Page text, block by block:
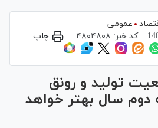
عمومی
کد خبر: ۴۸۰۴۸۰۸ چاپ
تولید و رونق
دوم سال بهتر خواهد